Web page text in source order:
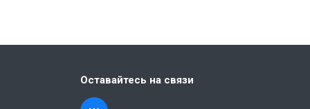
Оставайтесь на связи